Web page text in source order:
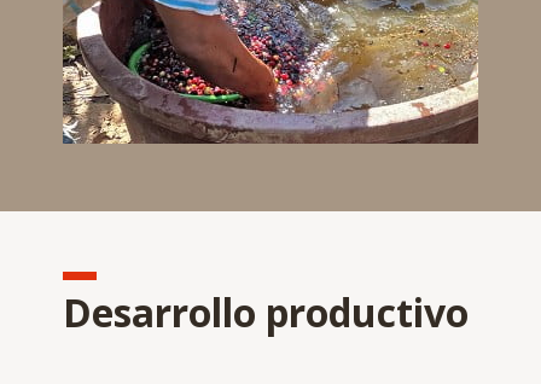
Desarrollo productivo